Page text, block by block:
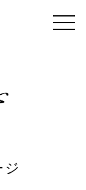
ジ